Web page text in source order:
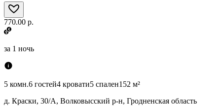
770.00 р.
за 1 ночь
5 комн.6 гостей4 кровати5 спален152 м²
д. Краски, 30/А, Волковысский р-н, Гродненская область